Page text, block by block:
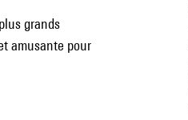
grands
amusante pour